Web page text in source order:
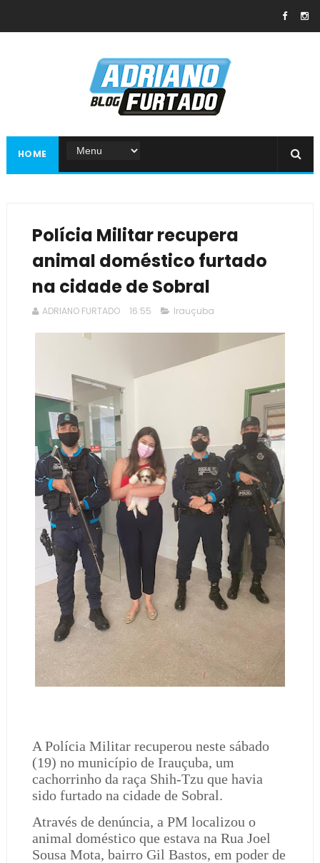
HOME
Polícia Militar recupera
animal doméstico furtado
na cidade de Sobral
ADRIANO FURTADO 16:55 Irauçuba
A Polícia Militar recuperou neste sábado
(19) no município de Irauçuba, um
cachorrinho da raça Shih-Tzu que havia
sido furtado na cidade de Sobral.
Através de denúncia, a PM localizou o
animal doméstico que estava na Rua Joel
Sousa Mota, bairro Gil Bastos, em poder de